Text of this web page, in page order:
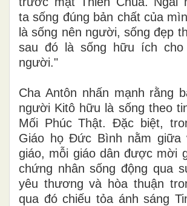
ta sống đúng bản chất của
là sống nên người, sống đẹp
sau đó là sống hữu ích
người."
Cha Antôn nhấn mạnh rằng
người Kitô hữu là sống theo
Mối Phúc Thật. Đặc biệt,
Giáo họ Đức Bình nằm giữa
giáo, mỗi giáo dân được mời
chứng nhân sống động qua
yêu thương và hòa thuận
qua đó chiếu tỏa ánh sáng